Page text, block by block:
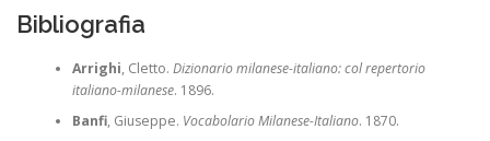
Bibliografia
Arrighi, Cletto. Dizionario milanese-italiano: col repertorio
italiano-milanese. 1896.
Banfi, Giuseppe. Vocabolario Milanese-Italiano. 1870.